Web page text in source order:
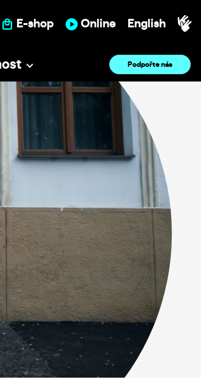
E-shop Online English
Podpořte nás